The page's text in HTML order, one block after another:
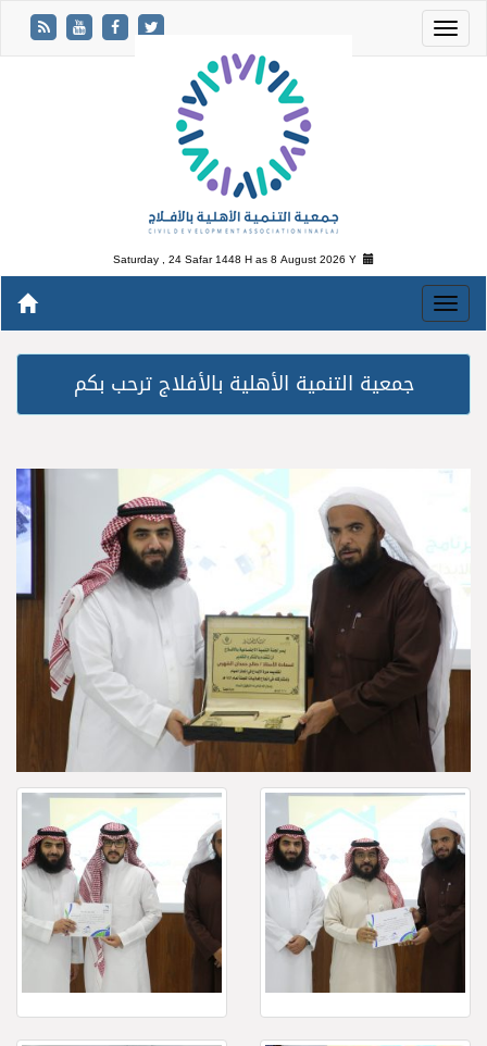
Saturday , 24 Safar 1448 H as8 August 2026 Y
جمعية التنمية الأهلية بالأفلاج ترحب بكم